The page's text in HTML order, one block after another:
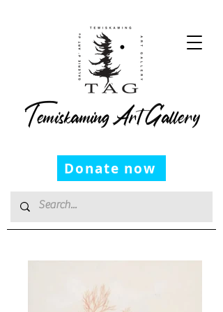
Donate now
Temiskaming Art Gallery